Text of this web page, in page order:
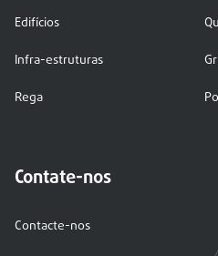
Edifícios
Infra-estruturas
Rega
Contate-nos
Contacte-nos